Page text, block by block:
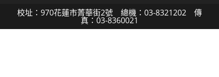
校址：970花蓮市菁華街2號 總機：03-8321202 傳
真：03-8360021